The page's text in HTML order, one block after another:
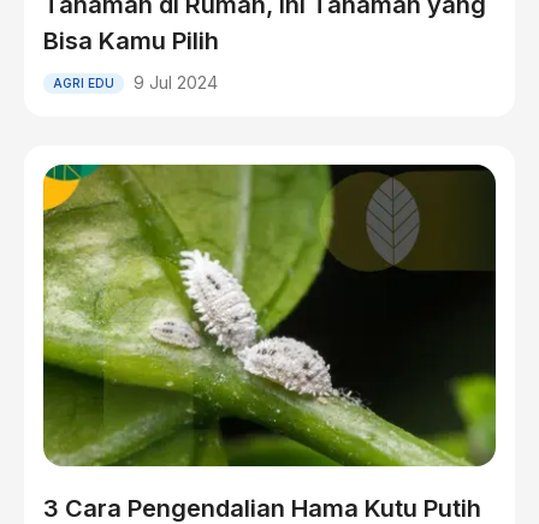
Bisa Kamu Pilih
AGRI EDU 9 Jul 2024
3 Cara Pengendalian Hama Kutu Putih